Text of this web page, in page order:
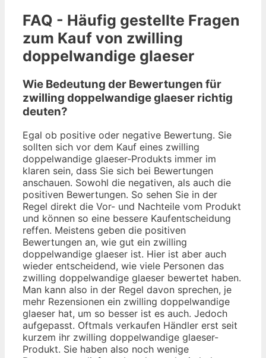
FAQ - Häufig gestellte Fragen
zum Kauf von zwilling
doppelwandige glaeser
Wie Bedeutung der Bewertungen für
zwilling doppelwandige glaeser richtig
deuten?
Egal ob positive oder negative Bewertung. Sie
sollten sich vor dem Kauf eines zwilling
doppelwandige glaeser-Produkts immer im
klaren sein, dass Sie sich bei Bewertungen
anschauen. Sowohl die negativen, als auch die
positiven Bewertungen. So sehen Sie in der
Regel direkt die Vor- und Nachteile vom Produkt
und können so eine bessere Kaufentscheidung
reffen. Meistens geben die positiven
Bewertungen an, wie gut ein zwilling
doppelwandige glaeser ist. Hier ist aber auch
wieder entscheidend, wie viele Personen das
zwilling doppelwandige glaeser bewertet haben.
Man kann also in der Regel davon sprechen, je
mehr Rezensionen ein zwilling doppelwandige
glaeser hat, um so besser ist es auch. Jedoch
aufgepasst. Oftmals verkaufen Händler erst seit
kurzem ihr zwilling doppelwandige glaeser-
Produkt. Sie haben also noch wenige